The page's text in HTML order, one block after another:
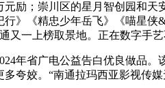
励；崇川区的星月智创园和
》《精忠少年岳飞》《喵星
一上榜取景地。正在数字手艺
省广电公益告白优良做品。
夸姣。“南通拉玛西亚影视传媒